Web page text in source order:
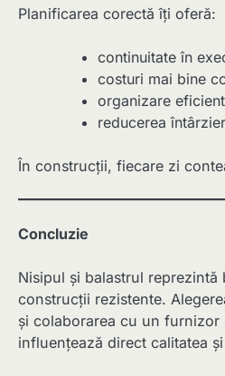
Planificarea corectă îți oferă:
continuitate în
costuri mai bine
organizare
reducerea
În construcții, fiecare zi
Concluzie
Nisipul și balastrul reprezintă
construcții rezistente.
și colaborarea cu un furnizor
influențează direct calitatea